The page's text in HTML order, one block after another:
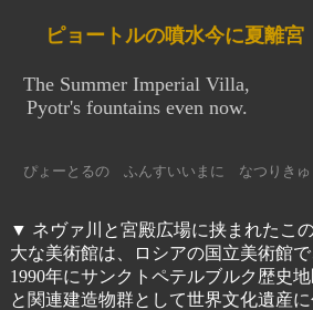
ピョートルの噴水今に夏離宮
The Summer Imperial Villa,
Pyotr's fountains even now.
ぴょーとるの ふんすいいまに なつりきゅ
▼ ネヴァ川と宮殿広場に挟まれたこ
大な美術館は、ロシアの国立美術館
1990年にサンクトペテルブルク歴史
と関連建造物群として世界文化遺産